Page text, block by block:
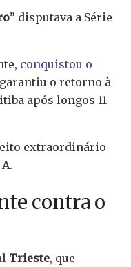
” disputava a Série
conquistou o
o retorno à
após longos 11
extraordinário
contra o
Trieste, que